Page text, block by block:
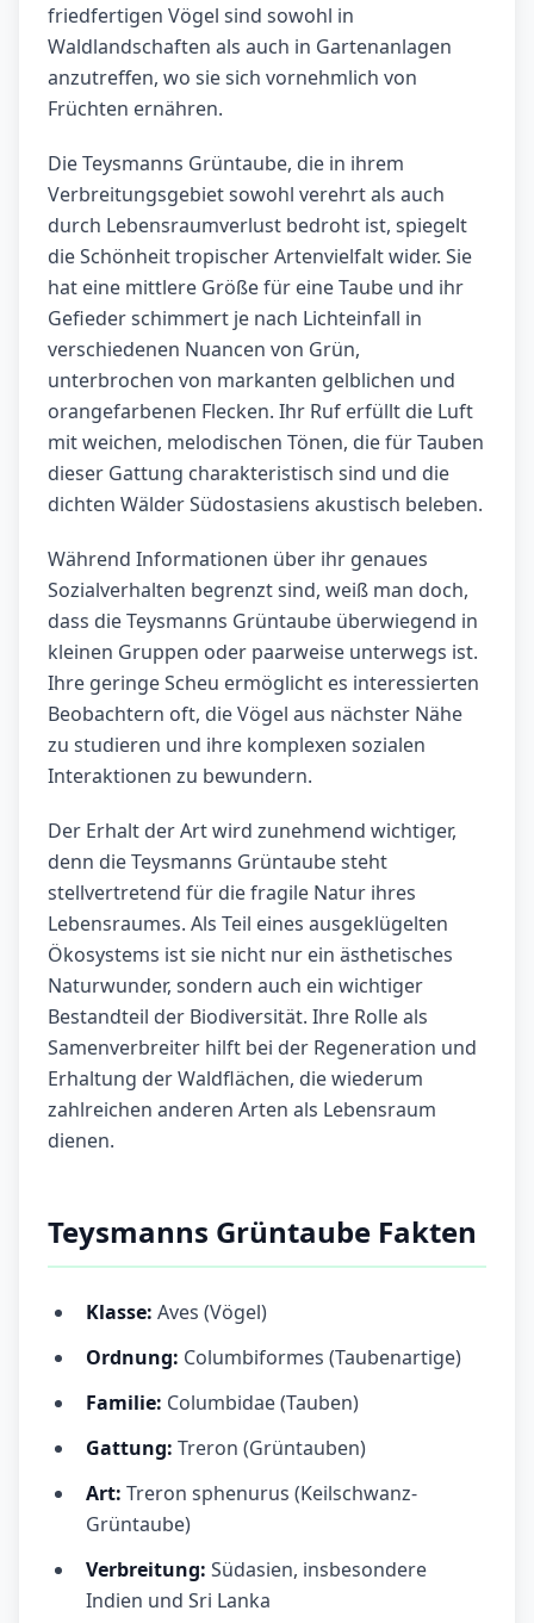
friedfertigen Vögel sind sowohl in
Waldlandschaften als auch in Gartenanlagen
anzutreffen, wo sie sich vornehmlich von
Früchten ernähren.
Die Teysmanns Grüntaube, die in ihrem
Verbreitungsgebiet sowohl verehrt als auch
durch Lebensraumverlust bedroht ist, spiegelt
die Schönheit tropischer Artenvielfalt wider. Sie
hat eine mittlere Größe für eine Taube und ihr
Gefieder schimmert je nach Lichteinfall in
verschiedenen Nuancen von Grün,
unterbrochen von markanten gelblichen und
orangefarbenen Flecken. Ihr Ruf erfüllt die Luft
mit weichen, melodischen Tönen, die für Tauben
dieser Gattung charakteristisch sind und die
dichten Wälder Südostasiens akustisch beleben.
Während Informationen über ihr genaues
Sozialverhalten begrenzt sind, weiß man doch,
dass die Teysmanns Grüntaube überwiegend in
kleinen Gruppen oder paarweise unterwegs ist.
Ihre geringe Scheu ermöglicht es interessierten
Beobachtern oft, die Vögel aus nächster Nähe
zu studieren und ihre komplexen sozialen
Interaktionen zu bewundern.
Der Erhalt der Art wird zunehmend wichtiger,
denn die Teysmanns Grüntaube steht
stellvertretend für die fragile Natur ihres
Lebensraumes. Als Teil eines ausgeklügelten
Ökosystems ist sie nicht nur ein ästhetisches
Naturwunder, sondern auch ein wichtiger
Bestandteil der Biodiversität. Ihre Rolle als
Samenverbreiter hilft bei der Regeneration und
Erhaltung der Waldflächen, die wiederum
zahlreichen anderen Arten als Lebensraum
dienen.
Teysmanns Grüntaube Fakten
Klasse: Aves (Vögel)
Ordnung: Columbiformes (Taubenartige)
Familie: Columbidae (Tauben)
Gattung: Treron (Grüntauben)
Art: Treron sphenurus (Keilschwanz-
Grüntaube)
Verbreitung: Südasien, insbesondere
Indien und Sri Lanka